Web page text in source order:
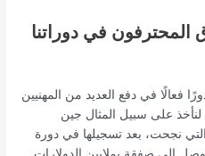
في دوراتنا
فعالًا في دفع العديد من المهنيين
لنأخذ على سبيل المثال جين
نجحت، بعد تسجيلها في دورة